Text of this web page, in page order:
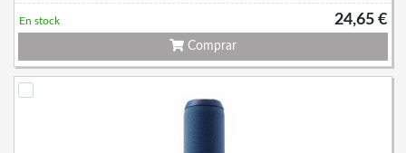
24,65 €
En stock
Comprar